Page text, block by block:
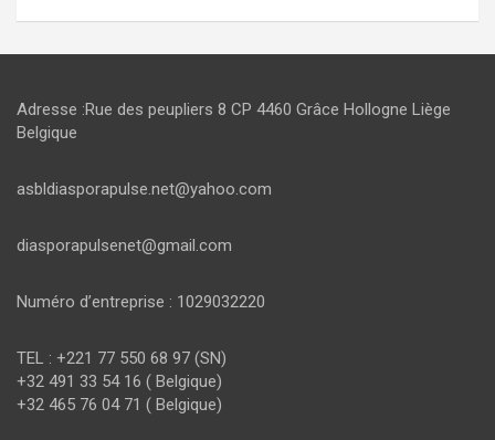
Adresse :Rue des peupliers 8 CP 4460 Grâce Hollogne Liège
Belgique
asbldiasporapulse.net@yahoo.com
diasporapulsenet@gmail.com
Numéro d’entreprise : 1029032220
TEL : +221 77 550 68 97 (SN)
+32 491 33 54 16 ( Belgique)
+32 465 76 04 71 ( Belgique)